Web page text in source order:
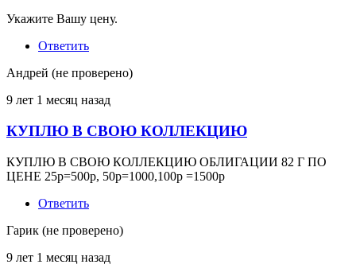
Укажите Вашу цену.
Ответить
Андрей (не проверено)
9 лет 1 месяц назад
КУПЛЮ В СВОЮ КОЛЛЕКЦИЮ
КУПЛЮ В СВОЮ КОЛЛЕКЦИЮ ОБЛИГАЦИИ 82 Г ПО
ЦЕНЕ 25р=500р, 50р=1000,100р =1500р
Ответить
Гарик (не проверено)
9 лет 1 месяц назад